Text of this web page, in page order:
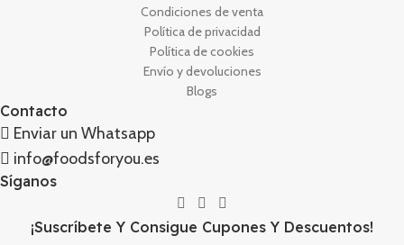
Condiciones de venta
Política de privacidad
Política de cookies
Envío y devoluciones
Blogs
Contacto
Enviar un Whatsapp
info@foodsforyou.es
Síganos
¡Suscríbete Y Consigue Cupones Y Descuentos!